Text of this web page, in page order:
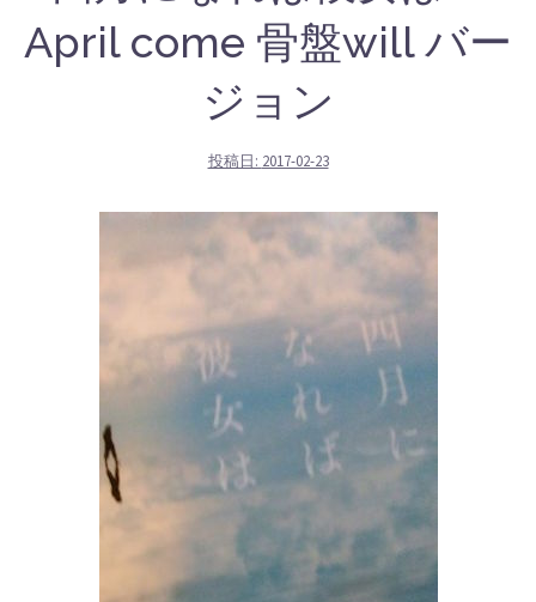
April come 骨盤will バー
ジョン
投稿日: 2017-02-23